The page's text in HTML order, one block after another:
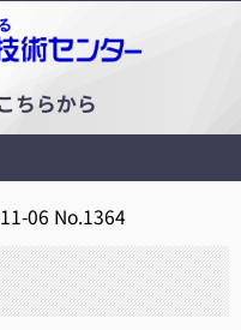
ちらから
06 No.1364